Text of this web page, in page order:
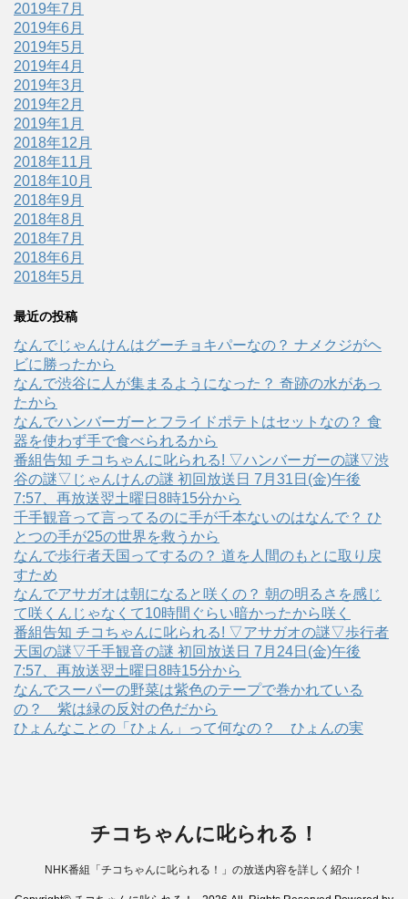
2019年7月
2019年6月
2019年5月
2019年4月
2019年3月
2019年2月
2019年1月
2018年12月
2018年11月
2018年10月
2018年9月
2018年8月
2018年7月
2018年6月
2018年5月
最近の投稿
なんでじゃんけんはグーチョキパーなの？ ナメクジがヘ
ビに勝ったから
なんで渋谷に人が集まるようになった？ 奇跡の水があっ
たから
なんでハンバーガーとフライドポテトはセットなの？ 食
器を使わず手で食べられるから
番組告知 チコちゃんに叱られる! ▽ハンバーガーの謎▽渋
谷の謎▽じゃんけんの謎 初回放送日 7月31日(金)午後
7:57、再放送翌土曜日8時15分から
千手観音って言ってるのに手が千本ないのはなんで？ ひ
とつの手が25の世界を救うから
なんで歩行者天国ってするの？ 道を人間のもとに取り戻
すため
なんでアサガオは朝になると咲くの？ 朝の明るさを感じ
て咲くんじゃなくて10時間ぐらい暗かったから咲く
番組告知 チコちゃんに叱られる! ▽アサガオの謎▽歩行者
天国の謎▽千手観音の謎 初回放送日 7月24日(金)午後
7:57、再放送翌土曜日8時15分から
なんでスーパーの野菜は紫色のテープで巻かれている
の？ 紫は緑の反対の色だから
ひょんなことの「ひょん」って何なの？ ひょんの実
チコちゃんに叱られる！
NHK番組「チコちゃんに叱られる！」の放送内容を詳しく紹介！